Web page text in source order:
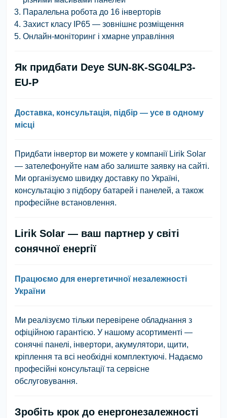
Паралельна робота до 16 інверторів
Захист класу IP65 — зовнішнє розміщення
Онлайн-моніторинг і хмарне управління
Як придбати Deye SUN-8K-SG04LP3-
EU-P
Доставка, консультація, підбір — усе в одному
місці
Придбати інвертор ви можете у компанії Lirik Solar
— зателефонуйте нам або залиште заявку на сайті.
Ми організуємо швидку доставку по Україні,
консультацію з підбору батарей і панелей, а також
професійне встановлення.
Lirik Solar — ваш партнер у світі
сонячної енергії
Працюємо для енергетичної незалежності
України
Ми реалізуємо тільки перевірене обладнання з
офіційною гарантією. У нашому асортименті —
сонячні панелі, інвертори, акумулятори, щити,
кріплення та всі необхідні комплектуючі. Надаємо
професійні консультації та сервісне
обслуговування.
Зробіть крок до енергонезалежності